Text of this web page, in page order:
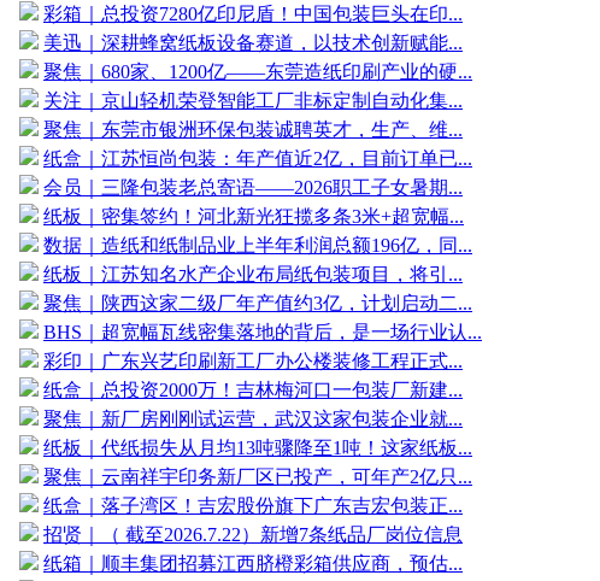
彩箱｜总投资7280亿印尼盾！中国包装巨头在印...
美迅｜深耕蜂窝纸板设备赛道，以技术创新赋能...
聚焦｜680家、1200亿——东莞造纸印刷产业的硬...
关注｜京山轻机荣登智能工厂非标定制自动化集...
聚焦｜东莞市银洲环保包装诚聘英才，生产、维...
纸盒｜江苏恒尚包装：年产值近2亿，目前订单已...
会员｜三隆包装老总寄语——2026职工子女暑期...
纸板｜密集签约！河北新光狂揽多条3米+超宽幅...
数据｜造纸和纸制品业上半年利润总额196亿，同...
纸板｜江苏知名水产企业布局纸包装项目，将引...
聚焦｜陕西这家二级厂年产值约3亿，计划启动二...
BHS｜超宽幅瓦线密集落地的背后，是一场行业认...
彩印｜广东兴艺印刷新工厂办公楼装修工程正式...
纸盒｜总投资2000万！吉林梅河口一包装厂新建...
聚焦｜新厂房刚刚试运营，武汉这家包装企业就...
纸板｜代纸损失从月均13吨骤降至1吨！这家纸板...
聚焦｜云南祥宇印务新厂区已投产，可年产2亿只...
纸盒｜落子湾区！吉宏股份旗下广东吉宏包装正...
招贤｜（ 截至2026.7.22）新增7条纸品厂岗位信息
纸箱｜顺丰集团招募江西脐橙彩箱供应商，预估...